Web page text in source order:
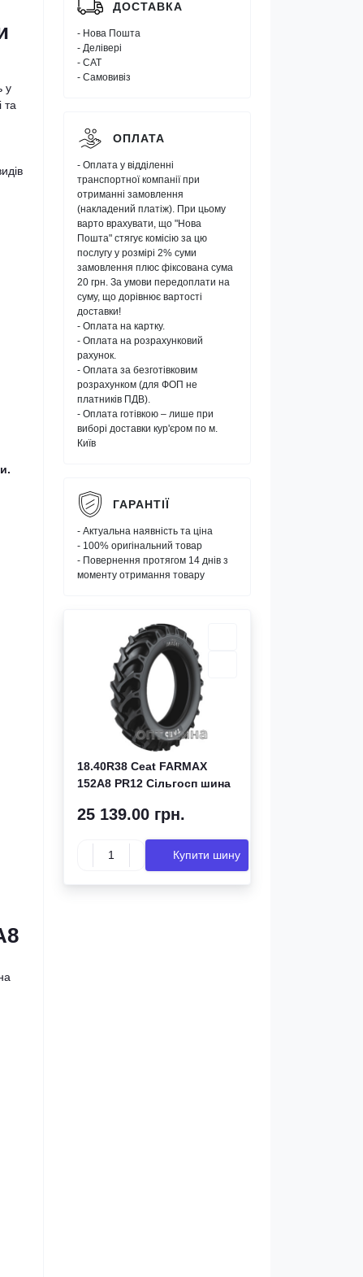
у
та
ДОСТАВКА
- Нова Пошта
- Делівері
- САТ
- Самовивіз
ОПЛАТА
- Оплата у відділенні
транспортної компанії при
отриманні замовлення
(накладений платіж). При цьому
варто врахувати, що "Нова
Пошта" стягує комісію за цю
послугу у розмірі 2% суми
замовлення плюс фіксована сума
20 грн. За умови передоплати на
суму, що дорівнює вартості
доставки!
- Оплата на картку.
- Оплата на розрахунковий
рахунок.
- Оплата за безготівковим
розрахунком (для ФОП не
платників ПДВ).
- Оплата готівкою – лише при
виборі доставки кур'єром по м.
Київ
ГАРАНТІЇ
- Актуальна наявність та ціна
- 100% оригінальний товар
- Повернення протягом 14 днів з
моменту отримання товару
18.40R38 Ceat FARMAX
152A8 PR12 Сільгосп шина
25 139.00 грн.
Купити шину